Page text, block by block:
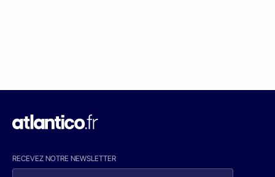
RECEVEZ NOTRE NEWSLETTER